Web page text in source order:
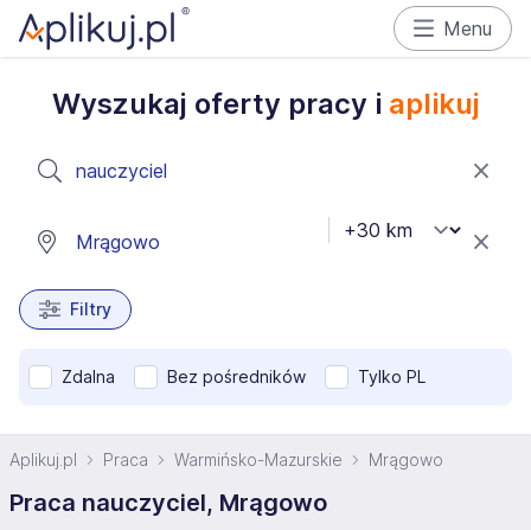
Menu
Wyszukaj oferty pracy i aplikuj
Filtry
Zdalna Bez pośredników Tylko PL
Aplikuj.pl Praca Warmińsko-Mazurskie Mrągowo
Praca nauczyciel, Mrągowo